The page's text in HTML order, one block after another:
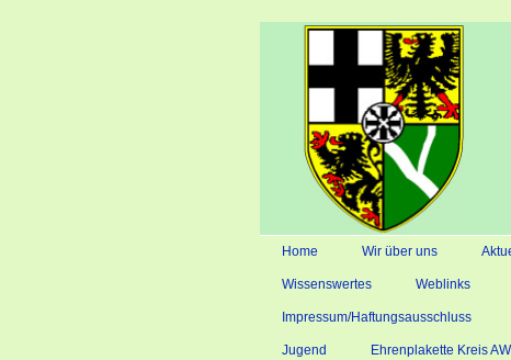
Home Wir über uns
Wissenswertes Weblinks
Impressum/Haftungsausschluss
Jugend Ehrenplakette Kreis AW